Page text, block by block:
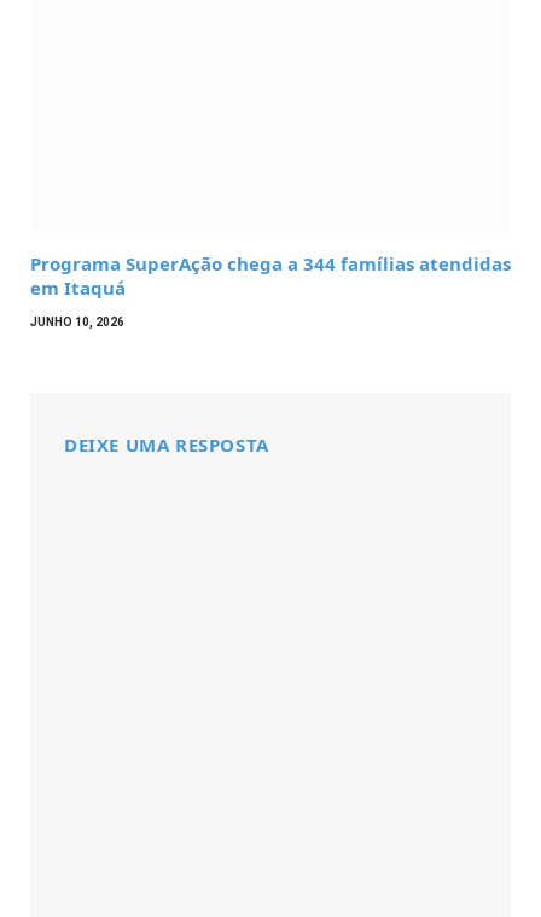
Programa SuperAção chega a 344 famílias atendidas
em Itaquá
JUNHO 10, 2026
DEIXE UMA RESPOSTA